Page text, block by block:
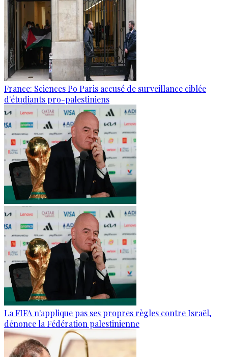
France: Sciences Po Paris accusé de surveillance ciblée
d'étudiants pro-palestiniens
La FIFA n'applique pas ses propres règles contre Israël,
dénonce la Fédération palestinienne